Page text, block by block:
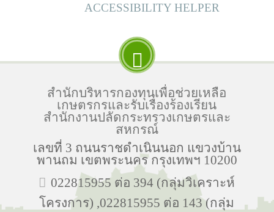
ACCESSIBILITY HELPER
สำนักบริหารกองทุนเพื่อช่วยเหลือ
เกษตรกรและรับเรื่องร้องเรียน
สำนักงานปลัดกระทรวงเกษตรและ
สหกรณ์
เลขที่ 3 ถนนราชดำเนินนอก แขวงบ้าน
พานถม เขตพระนคร กรุงเทพฯ 10200
022815955 ต่อ 394 (กลุ่มวิเคราะห์
โครงการ) ,022815955 ต่อ 143 (กลุ่ม